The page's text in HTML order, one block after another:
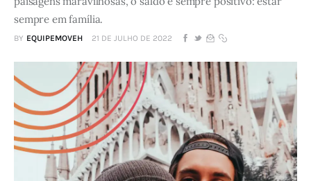
sempre em família.
BY EQUIPEMOVEH 21 DE JULHO DE 2022